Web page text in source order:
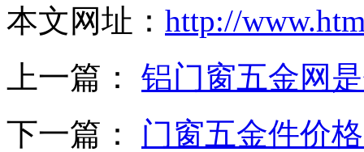
本文网址： http://
上一篇： 铝门窗五金网
下一篇： 门窗五金件价